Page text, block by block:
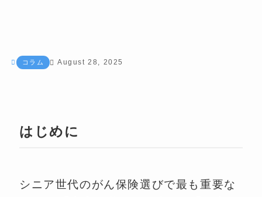
コラム August 28, 2025
はじめに
シニア世代のがん保険選びで最も重要な